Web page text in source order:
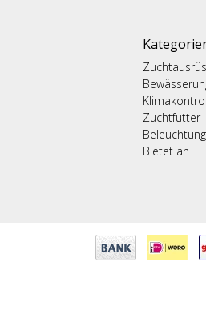
Zuchtfutter
Beleuchtung
Bietet an